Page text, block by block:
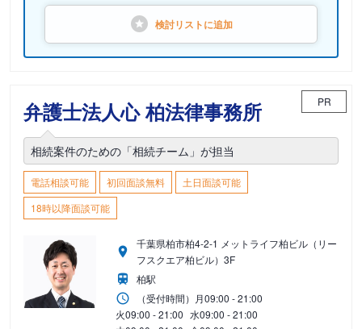
検討リストに追加
弁護士法人心 柏法律事務所 PR
相続案件のための「相続チーム」が担当
電話相談可能 初回面談無料
土日面談可能
18時以降面談可能
千葉県柏市柏4-2-1 メットライフ柏ビル（リー
フスクエア柏ビル）3F
柏駅
（受付時間） 月09:00 - 21:00
火09:00 - 21:00 水09:00 - 21:00